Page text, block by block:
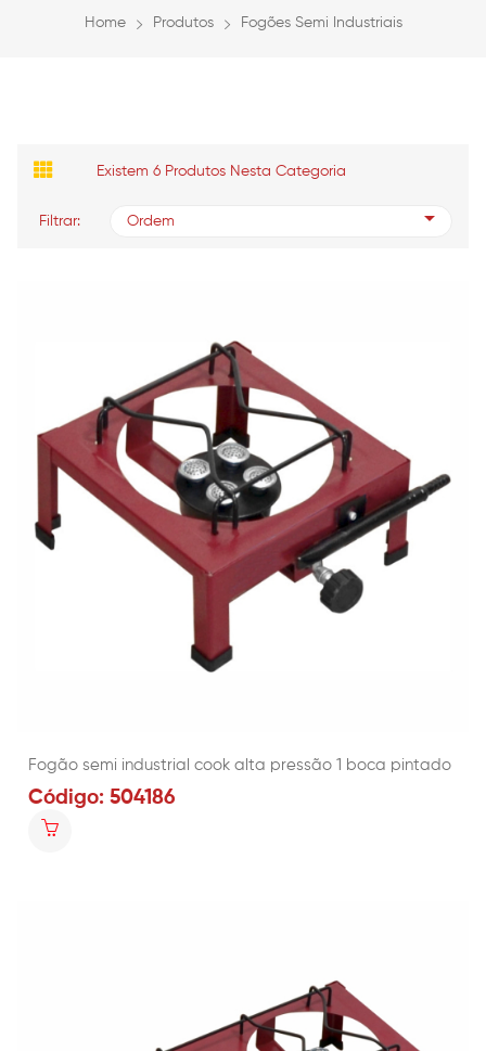
Home Produtos Fogões Semi Industriais
Existem 6 Produtos Nesta Categoria
Filtrar: Ordem
Fogão semi industrial cook alta pressão 1 boca pintado
Código: 504186